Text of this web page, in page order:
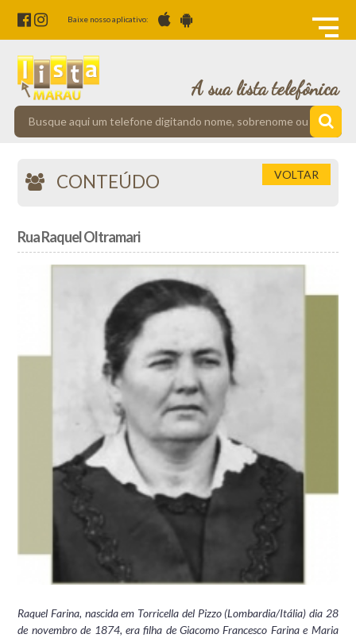
Baixe nosso aplicativo:
A sua lista telefônica
CONTEÚDO VOLTAR
Rua Raquel Oltramari
Raquel Farina, nascida em Torricella del Pizzo (Lombardia/Itália) dia 28
de novembro de 1874, era filha de Giacomo Francesco Farina e Maria